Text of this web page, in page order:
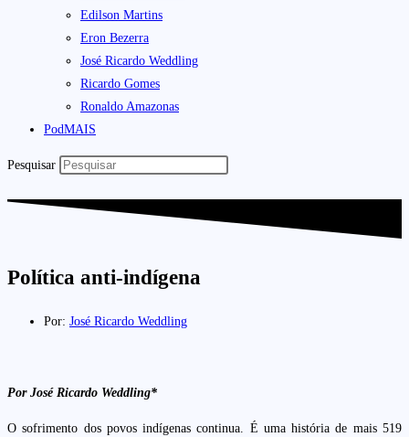
Edilson Martins
Eron Bezerra
José Ricardo Weddling
Ricardo Gomes
Ronaldo Amazonas
PodMAIS
Pesquisar
Política anti-indígena
Por: José Ricardo Weddling
Por José Ricardo Weddling*
O sofrimento dos povos indígenas continua. É uma história de mais 519